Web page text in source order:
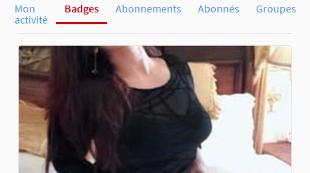
Mon
activité
Badges Abonnements Abonnés Groupes